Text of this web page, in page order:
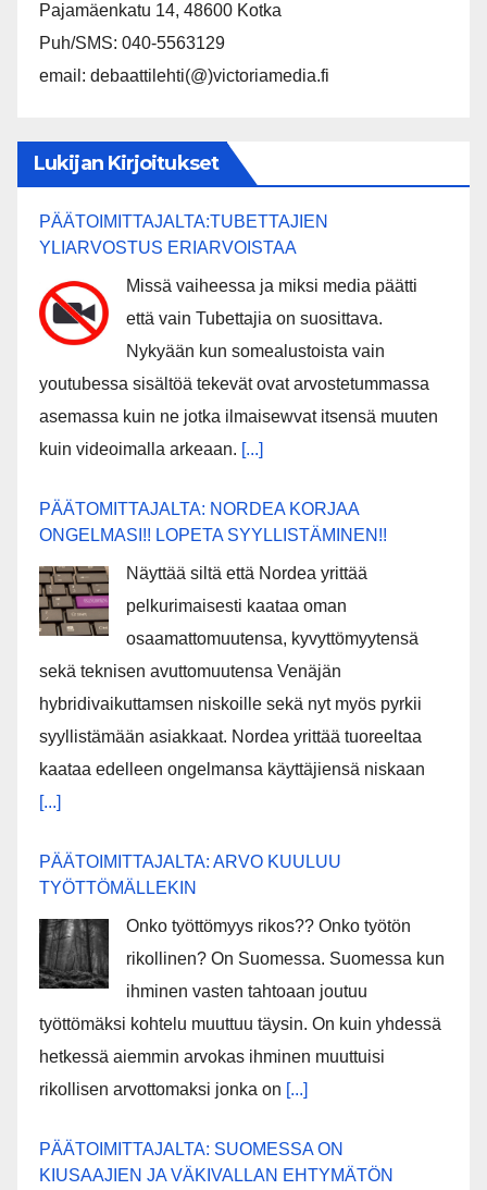
Pajamäenkatu 14, 48600 Kotka
Puh/SMS: 040-5563129
email: debaattilehti(@)victoriamedia.fi
Lukijan Kirjoitukset
PÄÄTOIMITTAJALTA:TUBETTAJIEN
YLIARVOSTUS ERIARVOISTAA
Missä vaiheessa ja miksi media päätti
että vain Tubettajia on suosittava.
Nykyään kun somealustoista vain
youtubessa sisältöä tekevät ovat arvostetummassa
asemassa kuin ne jotka ilmaisewvat itsensä muuten
kuin videoimalla arkeaan. [...]
PÄÄTOMITTAJALTA: NORDEA KORJAA
ONGELMASI!! LOPETA SYYLLISTÄMINEN!!
Näyttää siltä että Nordea yrittää
pelkurimaisesti kaataa oman
osaamattomuutensa, kyvyttömyytensä
sekä teknisen avuttomuutensa Venäjän
hybridivaikuttamsen niskoille sekä nyt myös pyrkii
syyllistämään asiakkaat. Nordea yrittää tuoreeltaa
kaataa edelleen ongelmansa käyttäjiensä niskaan
[...]
PÄÄTOIMITTAJALTA: ARVO KUULUU
TYÖTTÖMÄLLEKIN
Onko työttömyys rikos?? Onko työtön
rikollinen? On Suomessa. Suomessa kun
ihminen vasten tahtoaan joutuu
työttömäksi kohtelu muuttuu täysin. On kuin yhdessä
hetkessä aiemmin arvokas ihminen muuttuisi
rikollisen arvottomaksi jonka on [...]
PÄÄTOIMITTAJALTA: SUOMESSA ON
KIUSAAJIEN JA VÄKIVALLAN EHTYMÄTÖN